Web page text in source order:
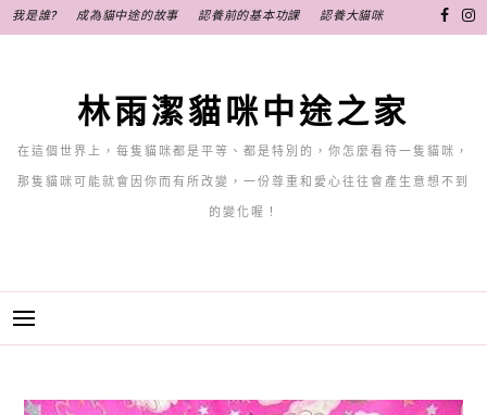
至
我是誰? 成為貓中途的故事 認養前的基本功課 認養大貓咪
林雨潔貓咪中途之家
在這個世界上，每隻貓咪都是平等、都是特別的，你怎麼看待一隻貓咪，
那隻貓咪可能就會因你而有所改變，一份尊重和愛心往往會產生意想不到
的變化喔！